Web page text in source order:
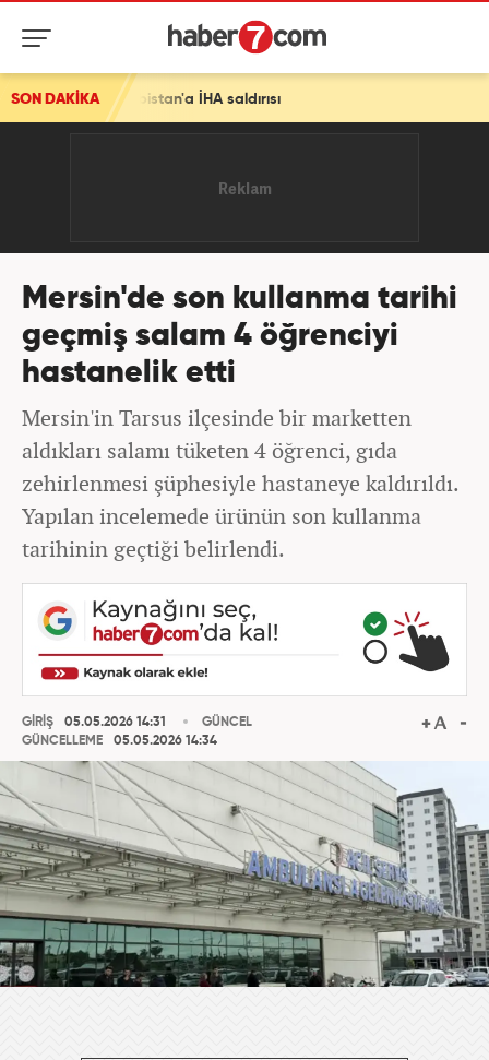
SON DAKİKAİHA saldırısı
Mersin'de son kullanma tarihi
geçmiş salam 4 öğrenciyi
hastanelik etti
Mersin'in Tarsus ilçesinde bir marketten
aldıkları salamı tüketen 4 öğrenci, gıda
zehirlenmesi şüphesiyle hastaneye kaldırıldı.
Yapılan incelemede ürünün son kullanma
tarihinin geçtiği belirlendi.
GİRİŞ
05.05.2026 14:31
GÜNCELLEME
05.05.2026 14:34
GÜNCEL